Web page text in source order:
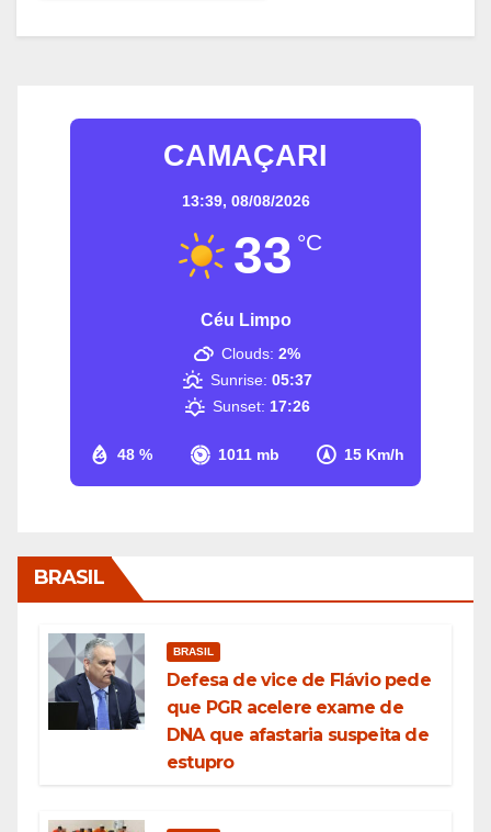
CAMAÇARI
13:39, 08/08/2026
33 °C
Céu Limpo
48 % 1011 mb 15 Km/h
Clouds: 2%
Sunrise: 05:37
Sunset: 17:26
BRASIL
BRASIL
Defesa de vice de Flávio pede
que PGR acelere exame de
DNA que afastaria suspeita de
estupro